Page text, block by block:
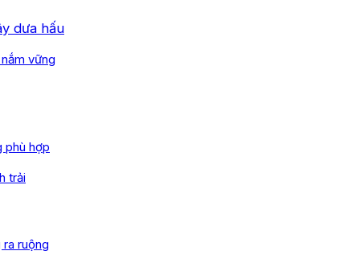
dưa hấu
vững
phù hợp
trải
ruộng